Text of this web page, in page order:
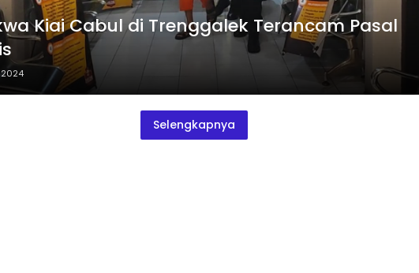
Kiai Cabul di Trenggalek Terancam Pasal
Selengkapnya